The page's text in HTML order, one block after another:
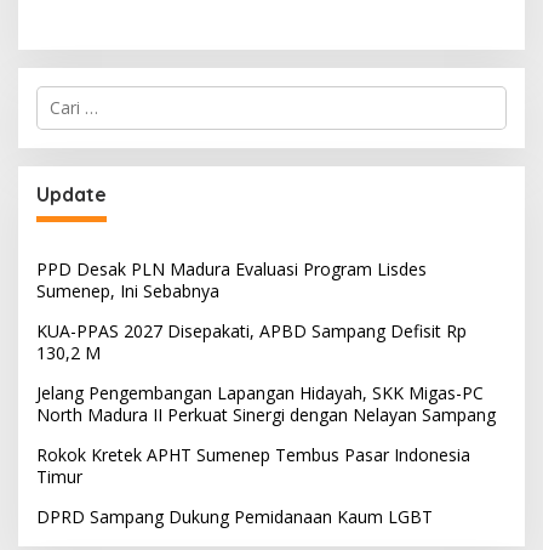
Cari
untuk:
Update
PPD Desak PLN Madura Evaluasi Program Lisdes
Sumenep, Ini Sebabnya
KUA-PPAS 2027 Disepakati, APBD Sampang Defisit Rp
130,2 M
Jelang Pengembangan Lapangan Hidayah, SKK Migas-PC
North Madura II Perkuat Sinergi dengan Nelayan Sampang
Rokok Kretek APHT Sumenep Tembus Pasar Indonesia
Timur
DPRD Sampang Dukung Pemidanaan Kaum LGBT